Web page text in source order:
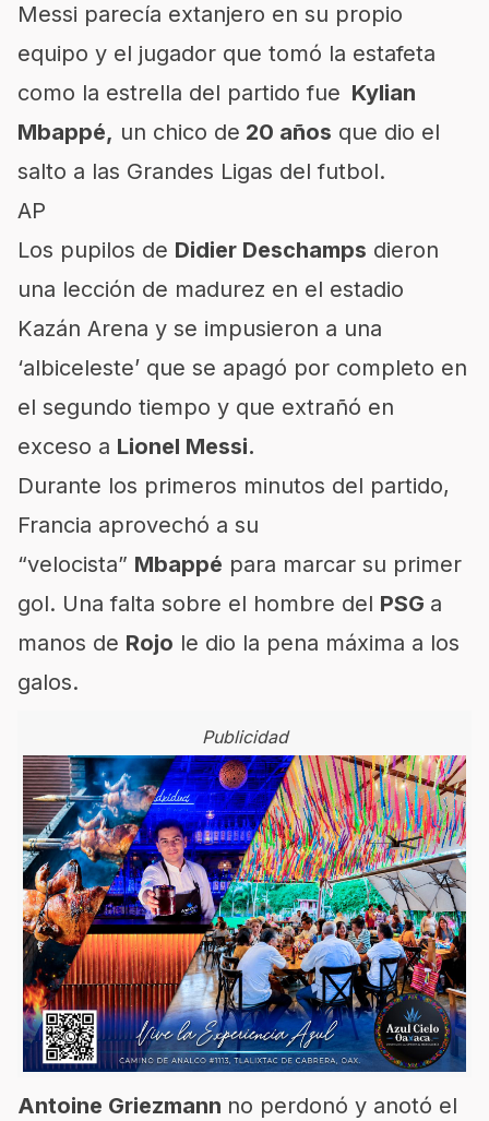
Messi parecía extanjero en su propio
equipo y el jugador que tomó la estafeta
como la estrella del partido fue Kylian
Mbappé, un chico de 20 años que dio el
salto a las Grandes Ligas del futbol.
AP
Los pupilos de Didier Deschamps dieron
una lección de madurez en el estadio
Kazán Arena y se impusieron a una
‘albiceleste’ que se apagó por completo en
el segundo tiempo y que extrañó en
exceso a Lionel Messi.
Durante los primeros minutos del partido,
Francia aprovechó a su
“velocista” Mbappé para marcar su primer
gol. Una falta sobre el hombre del PSG a
manos de Rojo le dio la pena máxima a los
galos.
Publicidad
Antoine Griezmann no perdonó y anotó el